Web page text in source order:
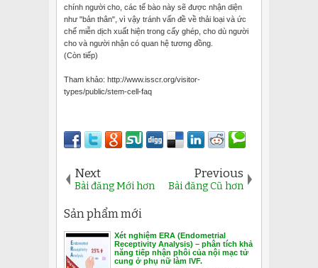
chính người cho, các tế bào này sẽ được nhận diện
như "bản thân", vì vậy tránh vấn đề về thải loại và ức
chế miễn dịch xuất hiện trong cấy ghép, cho dù người
cho và người nhận có quan hệ tương đồng.
(Còn tiếp)
Tham khảo: http://www.isscr.org/visitor-
types/public/stem-cell-faq
Next
Bài đăng Mới hơn
Previous
Bài đăng Cũ hơn
Sản phẩm mới
Xét nghiệm ERA (Endometrial
Receptivity Analysis) – phân tích khả
năng tiếp nhận phôi của nội mạc tử
cung ở phụ nữ làm IVF.